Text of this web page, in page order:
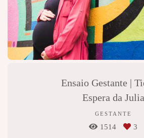
Ensaio Gestante |
Espera da Julia
GESTANTE
1514 3